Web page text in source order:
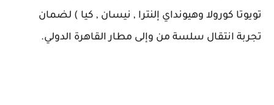
تويوتا كورولا وهيونداي إلنترا , نيسان , كيا ) لضمان
تجربة انتقال سلسة من وإلى مطار القاهرة الدولي.